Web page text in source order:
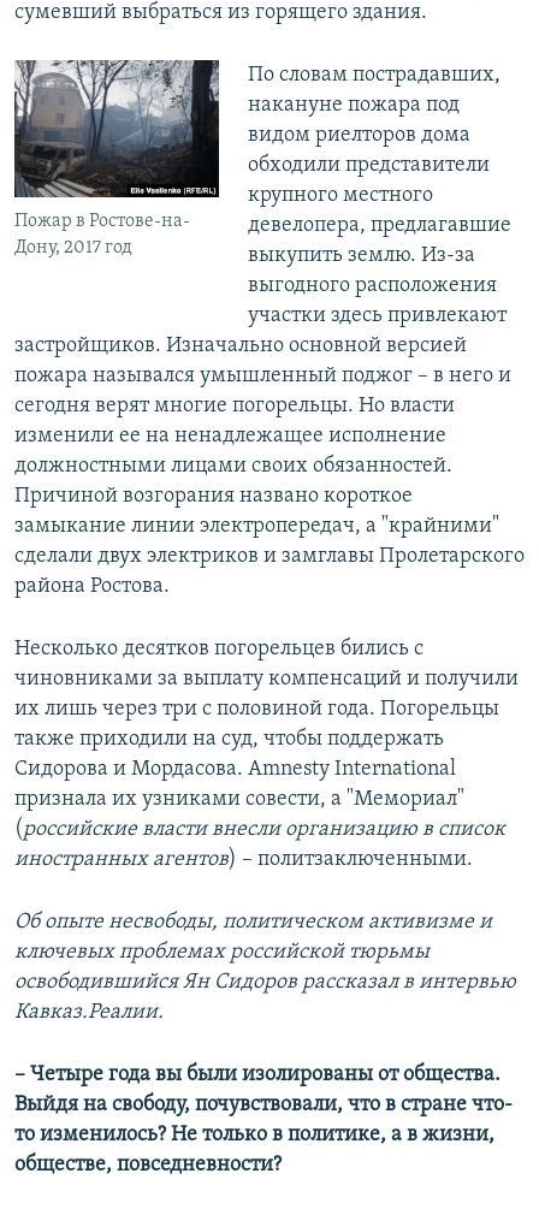
сумевший выбраться из горящего здания.
Пожар в Ростове-на-
Дону, 2017 год
По словам пострадавших,
накануне пожара под
видом риелторов дома
обходили представители
крупного местного
девелопера, предлагавшие
выкупить землю. Из-за
выгодного расположения
участки здесь привлекают
застройщиков. Изначально основной версией
пожара назывался умышленный поджог – в него и
сегодня верят многие погорельцы. Но власти
изменили ее на ненадлежащее исполнение
должностными лицами своих обязанностей.
Причиной возгорания названо короткое
замыкание линии электропередач, а "крайними"
сделали двух электриков и замглавы Пролетарского
района Ростова.
Несколько десятков погорельцев бились с
чиновниками за выплату компенсаций и получили
их лишь через три с половиной года. Погорельцы
также приходили на суд, чтобы поддержать
Сидорова и Мордасова. Amnesty International
признала их узниками совести, а "Мемориал"
(российские власти внесли организацию в список
иностранных агентов) – политзаключенными.
Об опыте несвободы, политическом активизме и
ключевых проблемах российской тюрьмы
освободившийся Ян Сидоров рассказал в интервью
Кавказ.Реалии.
– Четыре года вы были изолированы от общества.
Выйдя на свободу, почувствовали, что в стране что-
то изменилось? Не только в политике, а в жизни,
обществе, повседневности?